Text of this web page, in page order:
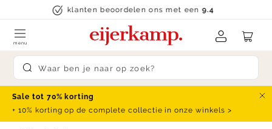
Skip to contentklanten beoordelen ons met een9.4
Submit search
menu
Sale tot 70% korting
+ 10% korting op de complete collectie in onze winkels >